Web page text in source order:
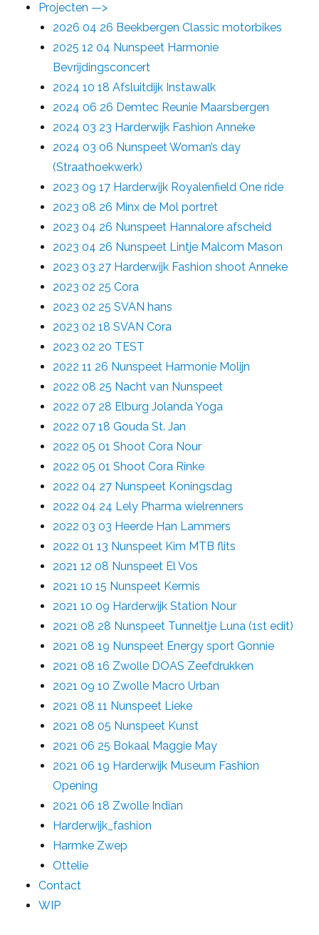
Projecten —>
2026 04 26 Beekbergen Classic motorbikes
2025 12 04 Nunspeet Harmonie
Bevrijdingsconcert
2024 10 18 Afsluitdijk Instawalk
2024 06 26 Demtec Reunie Maarsbergen
2024 03 23 Harderwijk Fashion Anneke
2024 03 06 Nunspeet Woman’s day
(Straathoekwerk)
2023 09 17 Harderwijk Royalenfield One ride
2023 08 26 Minx de Mol portret
2023 04 26 Nunspeet Hannalore afscheid
2023 04 26 Nunspeet Lintje Malcom Mason
2023 03 27 Harderwijk Fashion shoot Anneke
2023 02 25 Cora
2023 02 25 SVAN hans
2023 02 18 SVAN Cora
2023 02 20 TEST
2022 11 26 Nunspeet Harmonie Molijn
2022 08 25 Nacht van Nunspeet
2022 07 28 Elburg Jolanda Yoga
2022 07 18 Gouda St. Jan
2022 05 01 Shoot Cora Nour
2022 05 01 Shoot Cora Rinke
2022 04 27 Nunspeet Koningsdag
2022 04 24 Lely Pharma wielrenners
2022 03 03 Heerde Han Lammers
2022 01 13 Nunspeet Kim MTB flits
2021 12 08 Nunspeet El Vos
2021 10 15 Nunspeet Kermis
2021 10 09 Harderwijk Station Nour
2021 08 28 Nunspeet Tunneltje Luna (1st edit)
2021 08 19 Nunspeet Energy sport Gonnie
2021 08 16 Zwolle DOAS Zeefdrukken
2021 09 10 Zwolle Macro Urban
2021 08 11 Nunspeet Lieke
2021 08 05 Nunspeet Kunst
2021 06 25 Bokaal Maggie May
2021 06 19 Harderwijk Museum Fashion
Opening
2021 06 18 Zwolle Indian
Harderwijk_fashion
Harmke Zwep
Ottelie
Contact
WIP